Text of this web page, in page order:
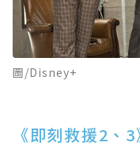
圖/Disney+
《即刻救援2、